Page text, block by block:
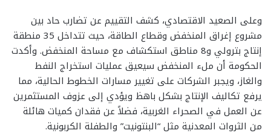
وعلى الصعيد الاقتصادي، كشف التقييم عن تضارب حاد بين
مشروع إغراق المنخفض وقطاع الطاقة، حيث تتداخل 35 منطقة
إنتاج بترولي و8 مناطق استكشاف مع مساحة المنخفض. وأكدت
الحكومة أن ملء المنخفض سيعيق عمليات استخراج النفط
والغاز، ويجبر الشركات على تغيير مسارات الخطوط الحالية، مما
يرفع تكاليف الإنتاج بشكل باهظ ويؤدي إلى عزوف المستثمرين
عن العمل في الصحراء الغربية، فضلاً عن فقدان كميات هائلة
من الثروات المعدنية مثل “البنتونيت” والطفلة الكربونية.